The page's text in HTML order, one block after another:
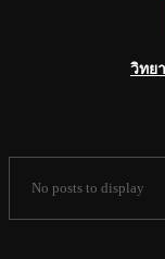
วิทย
No posts to display